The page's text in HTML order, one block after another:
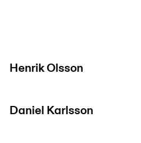
Henrik Olsson
Daniel Karlsson